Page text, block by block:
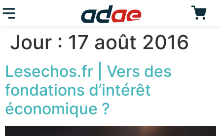
Jour : 17 août 2016
Lesechos.fr | Vers des
fondations d’intérêt
économique ?